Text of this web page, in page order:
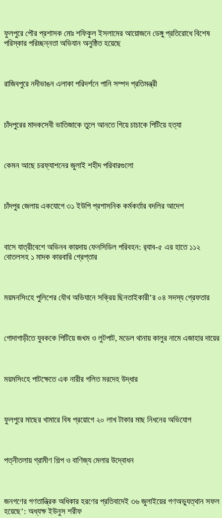
ফুলপুরে পৌর প্রশাসক মোঃ শফিকুল ইসলামের আয়োজনে ডেঙ্গু প্রতিরোধে বিশেষ
পরিস্কার পরিচ্ছন্নতা অভিযান অনুষ্ঠিত হয়েছে
রাজিবপুরে নদীভাঙন এলাকা পরিদর্শনে পানি সম্পদ প্রতিমন্ত্রী
চাঁদপুরের মাদকসেবী ভাতিজাকে তুলে আনতে গিয়ে চাচাকে পিটিয়ে হত্যা
কেমন আছে চরফ্যাশনের জুলাই শহীদ পরিবারগুলো
চাঁদপুর জেলায় একযোগে ৩১ ইউপি প্রশাসনিক কর্মকর্তার বদলির আদেশ
বাসে যাত্রীবেশে অভিনব কায়দায় ফেনসিডিল পরিবহন: র‍্যাব-৫ এর হাতে ১১২
বোতলসহ ১ মাদক কারবারি গ্রেপ্তার
ময়মনসিংহে পুলিশের যৌথ অভিযানে সক্রিয় ছিনতাইকারী’র ০৪ সদস্য গ্রেফতার
​গোদাগাড়ীতে যুবককে পিটিয়ে জখম ও লুটপাট, মডেল থানায় কালুর নামে এজাহার দায়ের
ময়মসিংহে পাটক্ষেতে এক নারীর গলিত মরদেহ উদ্ধার
ফুলপুরে মাছের খামারে বিষ প্রয়োগে ২০ লাখ টাকার মাছ নিধনের অভিযোগ
পত্নীতলায় গ্রামীণ শিল্প ও বাণিজ্য মেলার উদ্বোধন
জনগণের গণতান্ত্রিক অধিকার হরণের প্রতিবাদেই ৩৬ জুলাইয়ের গণঅভ্যুত্থান সফল
হয়েছে’: অধ্যক্ষ ইউনুস শরীফ